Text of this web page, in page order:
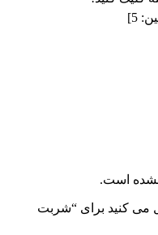
5
]
نشده است.
می کنید برای “شربت